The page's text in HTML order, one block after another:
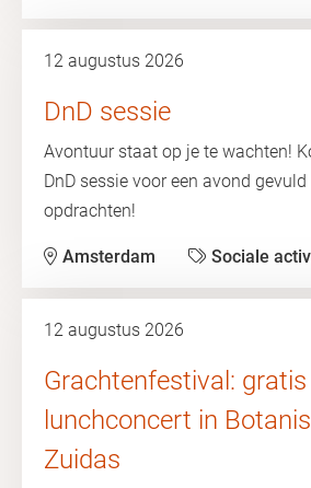
12 augustus 2026
DnD sessie
Avontuur staat op je te wachten!
DnD sessie voor een avond
opdrachten!
Amsterdam Sociale
12 augustus 2026
Grachtenfestival: gratis
lunchconcert in
Zuidas